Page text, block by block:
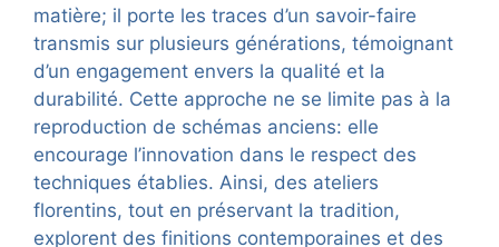
matière; il porte les traces d’un savoir-faire
transmis sur plusieurs générations, témoignant
d’un engagement envers la qualité et la
durabilité. Cette approche ne se limite pas à la
reproduction de schémas anciens: elle
encourage l’innovation dans le respect des
techniques établies. Ainsi, des ateliers
florentins, tout en préservant la tradition,
explorent des finitions contemporaines et des